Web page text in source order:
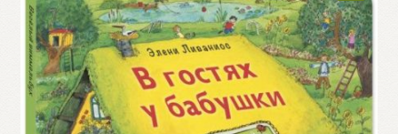
Избранное
Больше
меню